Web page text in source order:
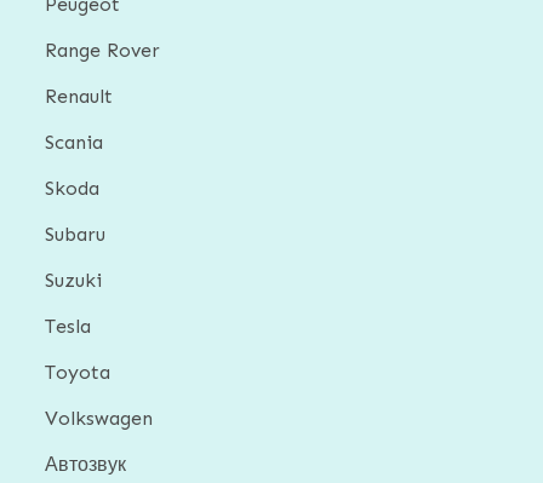
Range Rover
Renault
Scania
Skoda
Subaru
Suzuki
Tesla
Toyota
Volkswagen
Автозвук